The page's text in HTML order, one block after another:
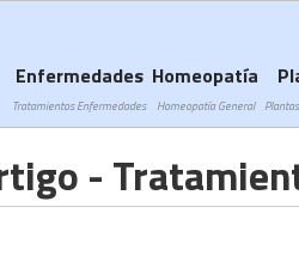
-
Enfermedades
Tratamientos Enfermedades
Homeopatía
Homeopatía General